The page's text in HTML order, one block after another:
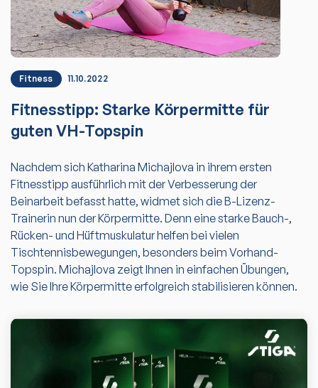
Fitness 11.10.2022
Fitnesstipp: Starke Körpermitte für
guten VH-Topspin
Nachdem sich Katharina Michajlova in ihrem ersten
Fitnesstipp ausführlich mit der Verbesserung der
Beinarbeit befasst hatte, widmet sich die B-Lizenz-
Trainerin nun der Körpermitte. Denn eine starke Bauch-,
Rücken- und Hüftmuskulatur helfen bei vielen
Tischtennisbewegungen, besonders beim Vorhand-
Topspin. Michajlova zeigt Ihnen in einfachen Übungen,
wie Sie Ihre Körpermitte erfolgreich stabilisieren können.